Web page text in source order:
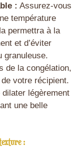
: Assurez-vous
température
permettra à la
et d’éviter
granuleuse.
de la congélation,
votre récipient.
légèrement
une belle
: